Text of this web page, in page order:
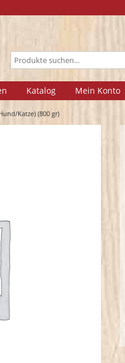
Katalog Mein Konto
Katze) (800 gr)